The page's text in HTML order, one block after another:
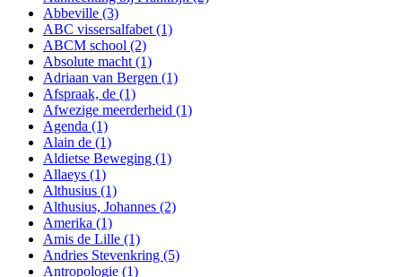
Abbeville (3)
ABC vissersalfabet (1)
ABCM school (2)
Absolute macht (1)
Adriaan van Bergen (1)
Afspraak, de (1)
Afwezige meerderheid (1)
Agenda (1)
Alain de (1)
Aldietse Beweging (1)
Allaeys (1)
Althusius (1)
Althusius, Johannes (2)
Amerika (1)
Amis de Lille (1)
Andries Stevenkring (5)
Antropologie (1)